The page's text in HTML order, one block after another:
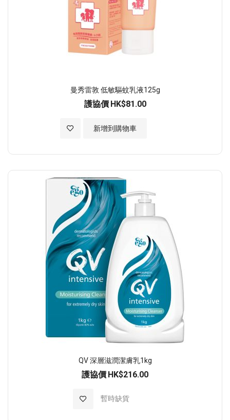
曼秀雷敦 低敏驅蚊乳液125g
護協價 HK$81.00
新增到購物車
加入至願望清單
QV 深層滋潤潔膚乳1kg
護協價 HK$216.00
暫時缺貨
加入至願望清單